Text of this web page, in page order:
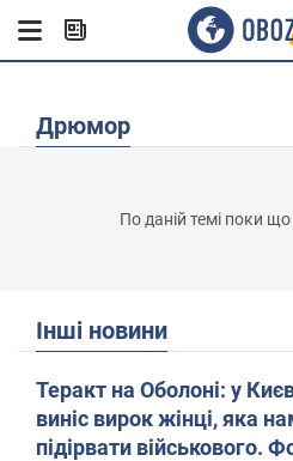
Дрюмор
По даній темі поки що
Інші новини
Теракт на Оболоні: у
виніс вирок жінці, яка
підірвати військового.